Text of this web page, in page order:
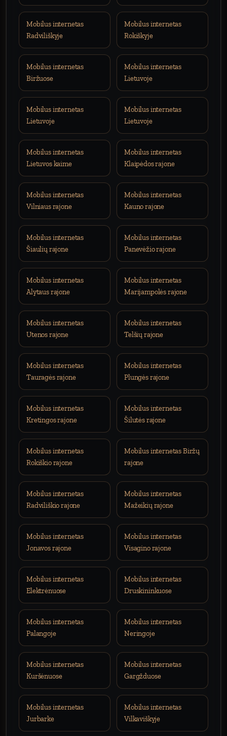
Mobilus internetas
Radviliškyje
Mobilus internetas
Rokiškyje
Mobilus internetas
Biržuose
Mobilus internetas
Lietuvoje
Mobilus internetas
Lietuvoje
Mobilus internetas
Lietuvoje
Mobilus internetas
Lietuvos kaime
Mobilus internetas
Klaipėdos rajone
Mobilus internetas
Vilniaus rajone
Mobilus internetas
Kauno rajone
Mobilus internetas
Šiaulių rajone
Mobilus internetas
Panevėžio rajone
Mobilus internetas
Alytaus rajone
Mobilus internetas
Marijampolės rajone
Mobilus internetas
Utenos rajone
Mobilus internetas
Telšių rajone
Mobilus internetas
Tauragės rajone
Mobilus internetas
Plungės rajone
Mobilus internetas
Kretingos rajone
Mobilus internetas
Šilutės rajone
Mobilus internetas
Rokiškio rajone
Mobilus internetas Biržų
rajone
Mobilus internetas
Radviliškio rajone
Mobilus internetas
Mažeikių rajone
Mobilus internetas
Jonavos rajone
Mobilus internetas
Visagino rajone
Mobilus internetas
Elektrėnuose
Mobilus internetas
Druskininkuose
Mobilus internetas
Palangoje
Mobilus internetas
Neringoje
Mobilus internetas
Kuršėnuose
Mobilus internetas
Gargžduose
Mobilus internetas
Jurbarke
Mobilus internetas
Vilkaviškyje